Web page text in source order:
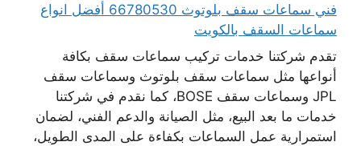
فني سماعات سقف بلوتوث 66780530 أفضل انواع
سماعات السقف بالكويت
تقدم شركتنا خدمات تركيب سماعات سقف بكافة
أنواعها مثل سماعات سقف بلوتوث وسماعات سقف
JPL وسماعات سقف BOSE، كما نقدم في شركتنا
خدمات ما بعد البيع، مثل الصيانة والدعم الفني، لضمان
استمرارية عمل السماعات بكفاءة على المدى الطويل،